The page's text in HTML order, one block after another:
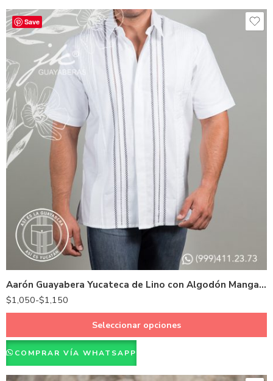
Save
Aarón Guayabera Yucateca de Lino con Algodón Manga Corta
$1,050-$1,150
38 - M
40 - L
42 - XL
46 - XXXL
48 - XXXXL
Seleccionar opciones
COMPRAR VÍA WHATSAPP